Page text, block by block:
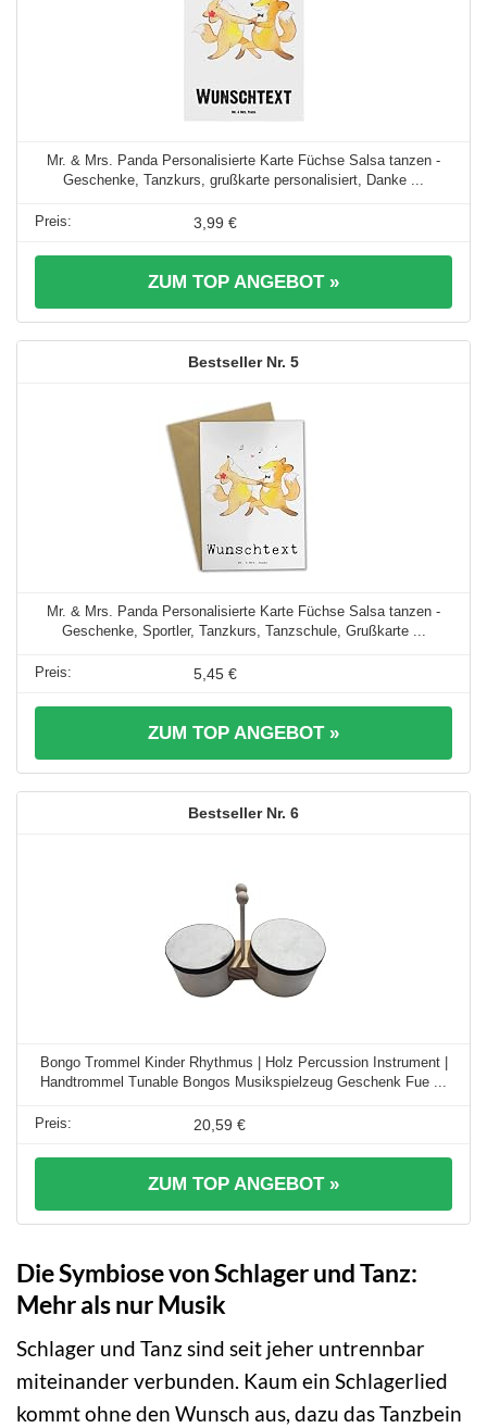
Mr. & Mrs. Panda Personalisierte Karte Füchse Salsa tanzen -
Geschenke, Tanzkurs, grußkarte personalisiert, Danke ...
3,99 €
ZUM TOP ANGEBOT »
5
Mr. & Mrs. Panda Personalisierte Karte Füchse Salsa tanzen -
Geschenke, Sportler, Tanzkurs, Tanzschule, Grußkarte ...
5,45 €
ZUM TOP ANGEBOT »
6
Bongo Trommel Kinder Rhythmus | Holz Percussion Instrument |
Handtrommel Tunable Bongos Musikspielzeug Geschenk Fue ...
20,59 €
ZUM TOP ANGEBOT »
Die Symbiose von Schlager und Tanz:
Mehr als nur Musik
Schlager und Tanz sind seit jeher untrennbar
miteinander verbunden. Kaum ein Schlagerlied
kommt ohne den Wunsch aus, dazu das Tanzbein